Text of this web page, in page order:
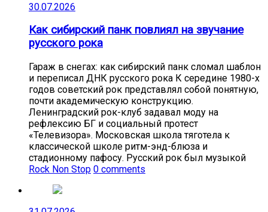
30.07.2026
Как сибирский панк повлиял на звучание
русского рока
Гараж в снегах: как сибирский панк сломал шаблон
и переписал ДНК русского рока К середине 1980-х
годов советский рок представлял собой понятную,
почти академическую конструкцию.
Ленинградский рок-клуб задавал моду на
рефлексию БГ и социальный протест
«Телевизора». Московская школа тяготела к
классической школе ритм-энд-блюза и
стадионному пафосу. Русский рок был музыкой
Rock Non Stop 0 comments